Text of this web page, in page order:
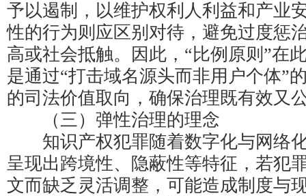
予以遏制，以维护权利人利益和产业
性的行为则应区别对待，避免过度惩
高或社会抵触。因此，“比例原则”在
是通过“打击域名源头而非用户个体”
的司法价值取向，确保治理既有效又
（三）弹性治理的理念
知识产权犯罪随着数字化与网络
呈现出跨境性、隐蔽性等特征，若犯
文而缺乏灵活调整，可能造成制度与